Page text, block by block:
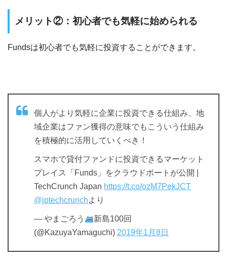
メリット②：初心者でも気軽に始められる
Fundsは初心者でも気軽に投資することができます。
個人がより気軽に企業に投資できる仕組み、地
域企業はファン獲得の意味でもこういう仕組み
を積極的に活用していくべき！
スマホで貸付ファンドに投資できるマーケット
プレイス「Funds」をクラウドポートが公開 |
TechCrunch Japan https://t.co/ozM7PekJCT
@jptechcrunchより
— やまごろう
新島100回
(@KazuyaYamaguchi) 2019年1月8日